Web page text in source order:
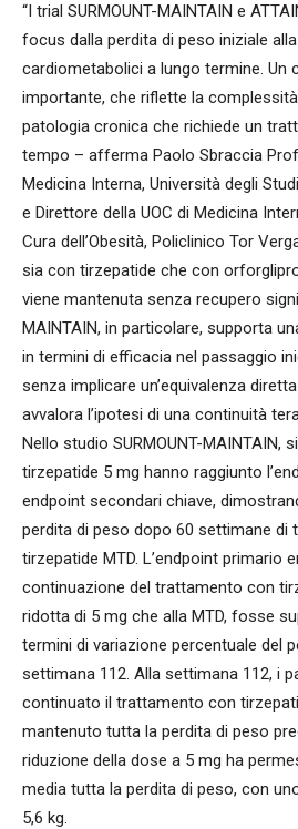
“I trial SURMOUNT-MAINTAIN e
focus dalla perdita di peso iniziale
cardiometabolici a lungo termine. Un
importante, che riflette la complessità
patologia cronica che richiede un
tempo – afferma Paolo Sbraccia
Medicina Interna, Università degli
e Direttore della UOC di Medicina
Cura dell’Obesità, Policlinico Tor
sia con tirzepatide che con
viene mantenuta senza recupero
MAINTAIN, in particolare, supporta
in termini di efficacia nel passaggio
senza implicare un’equivalenza
avvalora l’ipotesi di una continuità
Nello studio SURMOUNT-MAINTAIN,
tirzepatide 5 mg hanno raggiunto
endpoint secondari chiave,
perdita di peso dopo 60 settimane di
tirzepatide MTD. L’endpoint primario
continuazione del trattamento con
ridotta di 5 mg che alla MTD, fosse
termini di variazione percentuale del
settimana 112. Alla settimana 112, i
continuato il trattamento con
mantenuto tutta la perdita di peso
riduzione della dose a 5 mg ha
media tutta la perdita di peso, con
5,6 kg.